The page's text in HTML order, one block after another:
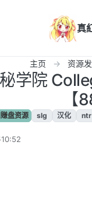
真
主页 资源
秘学院
【
盘资源 slg 汉化 ntr